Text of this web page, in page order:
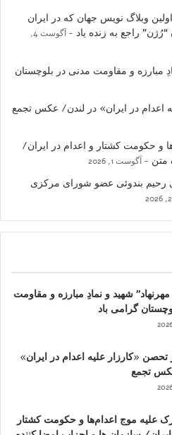
وبلاگ نویس جهان که در ایران
راجع به زنده یاد
آگوست 4,
مبارزه و مقاومت مدنی در بلوچستان
اعدام در ایران» در لندن/ عکس تجمع
و حکومت کشتار و اعدام در ایران/
متن
آگوست 1, 2026
رحیم بندوئی عضو شورای مرکزی
شهید و نمادِ مبارزه و مقاومت
گرامی باد
تحصن «کارزار علیه اعدام در ایران»
تجمع
علیه موج اعدام‌ها و حکومت کشتار